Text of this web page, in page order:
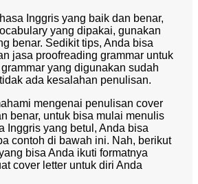
Inggris yang baik dan benar,
yang dipakai, gunakan
benar. Sedikit tips, Anda bisa
jasa proofreading grammar untuk
yang digunakan sudah
ada kesalahan penulisan.
mengenai penulisan cover
benar, untuk bisa mulai menulis
Inggris yang betul, Anda bisa
contoh di bawah ini. Nah, berikut
bisa Anda ikuti formatnya
cover letter untuk diri Anda